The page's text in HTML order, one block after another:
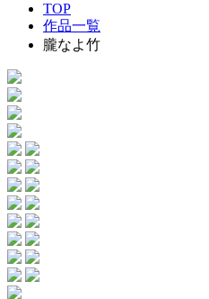
TOP
作品一覧
朧なよ竹